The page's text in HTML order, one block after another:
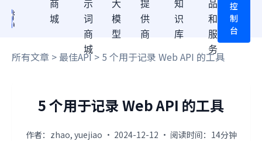
商
城
示
词
商
城
大
模
型
提
供
商
知
识
库
品
和
服
务
控
制
台
所有文章 > 最佳API> 5 个用于记录 Web API 的工具
5 个用于记录 Web API 的工具
作者：zhao, yuejiao · 2024-12-12 · 阅读时间：14分钟